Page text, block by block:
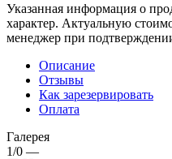
Указанная информация о
характер. Актуальную
менеджер при
Описание
Отзывы
Как зарезервировать
Оплата
Галерея
1/0 —